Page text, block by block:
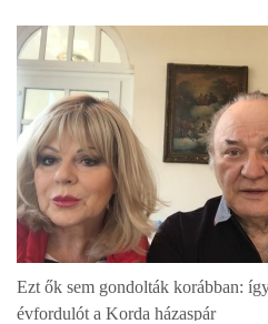
Ezt ők sem gondolták korábban:
évfordulót a Korda házaspár